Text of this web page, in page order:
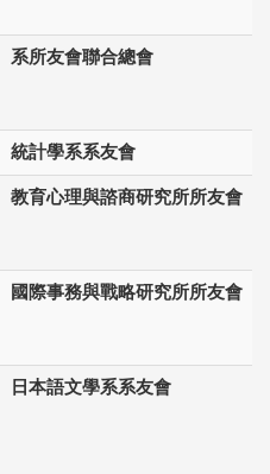
系所友會聯合總會
統計學系系友會
教育心理與諮商研究所所友會
國際事務與戰略研究所所友會
日本語文學系系友會